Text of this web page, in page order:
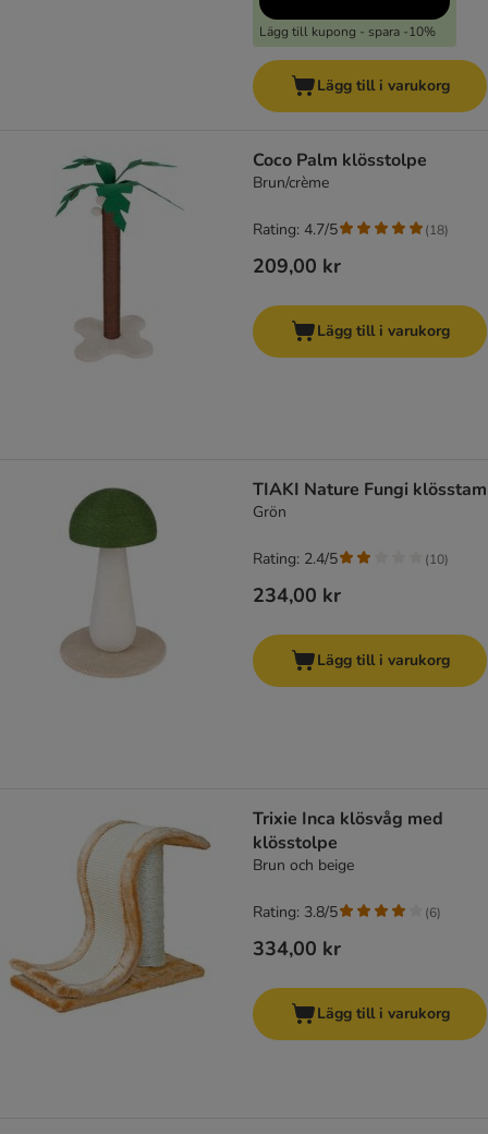
Lägg till kupong - spara -10%
Lägg till i varukorg
Coco Palm klösstolpe
Brun/crème
209,00 kr
Rating: 4.7/5 (18)
Lägg till i varukorg
TIAKI Nature Fungi klösstam
Grön
234,00 kr
Rating: 2.4/5 (10)
Lägg till i varukorg
Trixie Inca klösvåg med
klösstolpe
Brun och beige
334,00 kr
Rating: 3.8/5 (6)
Lägg till i varukorg